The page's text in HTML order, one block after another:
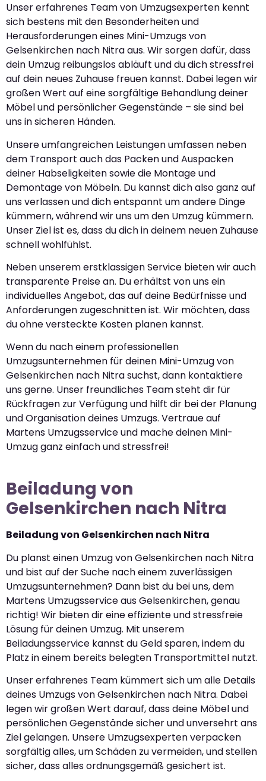
Unser erfahrenes Team von Umzugsexperten kennt
sich bestens mit den Besonderheiten und
Herausforderungen eines Mini-Umzugs von
Gelsenkirchen nach Nitra aus. Wir sorgen dafür, dass
dein Umzug reibungslos abläuft und du dich stressfrei
auf dein neues Zuhause freuen kannst. Dabei legen wir
großen Wert auf eine sorgfältige Behandlung deiner
Möbel und persönlicher Gegenstände – sie sind bei
uns in sicheren Händen.
Unsere umfangreichen Leistungen umfassen neben
dem Transport auch das Packen und Auspacken
deiner Habseligkeiten sowie die Montage und
Demontage von Möbeln. Du kannst dich also ganz auf
uns verlassen und dich entspannt um andere Dinge
kümmern, während wir uns um den Umzug kümmern.
Unser Ziel ist es, dass du dich in deinem neuen Zuhause
schnell wohlfühlst.
Neben unserem erstklassigen Service bieten wir auch
transparente Preise an. Du erhältst von uns ein
individuelles Angebot, das auf deine Bedürfnisse und
Anforderungen zugeschnitten ist. Wir möchten, dass
du ohne versteckte Kosten planen kannst.
Wenn du nach einem professionellen
Umzugsunternehmen für deinen Mini-Umzug von
Gelsenkirchen nach Nitra suchst, dann kontaktiere
uns gerne. Unser freundliches Team steht dir für
Rückfragen zur Verfügung und hilft dir bei der Planung
und Organisation deines Umzugs. Vertraue auf
Martens Umzugsservice und mache deinen Mini-
Umzug ganz einfach und stressfrei!
Beiladung von
Gelsenkirchen nach Nitra
Beiladung von Gelsenkirchen nach Nitra
Du planst einen Umzug von Gelsenkirchen nach Nitra
und bist auf der Suche nach einem zuverlässigen
Umzugsunternehmen? Dann bist du bei uns, dem
Martens Umzugsservice aus Gelsenkirchen, genau
richtig! Wir bieten dir eine effiziente und stressfreie
Lösung für deinen Umzug. Mit unserem
Beiladungsservice kannst du Geld sparen, indem du
Platz in einem bereits belegten Transportmittel nutzt.
Unser erfahrenes Team kümmert sich um alle Details
deines Umzugs von Gelsenkirchen nach Nitra. Dabei
legen wir großen Wert darauf, dass deine Möbel und
persönlichen Gegenstände sicher und unversehrt ans
Ziel gelangen. Unsere Umzugsexperten verpacken
sorgfältig alles, um Schäden zu vermeiden, und stellen
sicher, dass alles ordnungsgemäß gesichert ist.